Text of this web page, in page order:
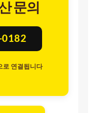
문의
로 연결됩니다